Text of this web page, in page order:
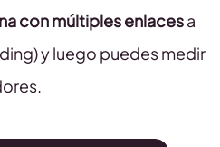
con múltiples enlacesa
y luego puedes medir